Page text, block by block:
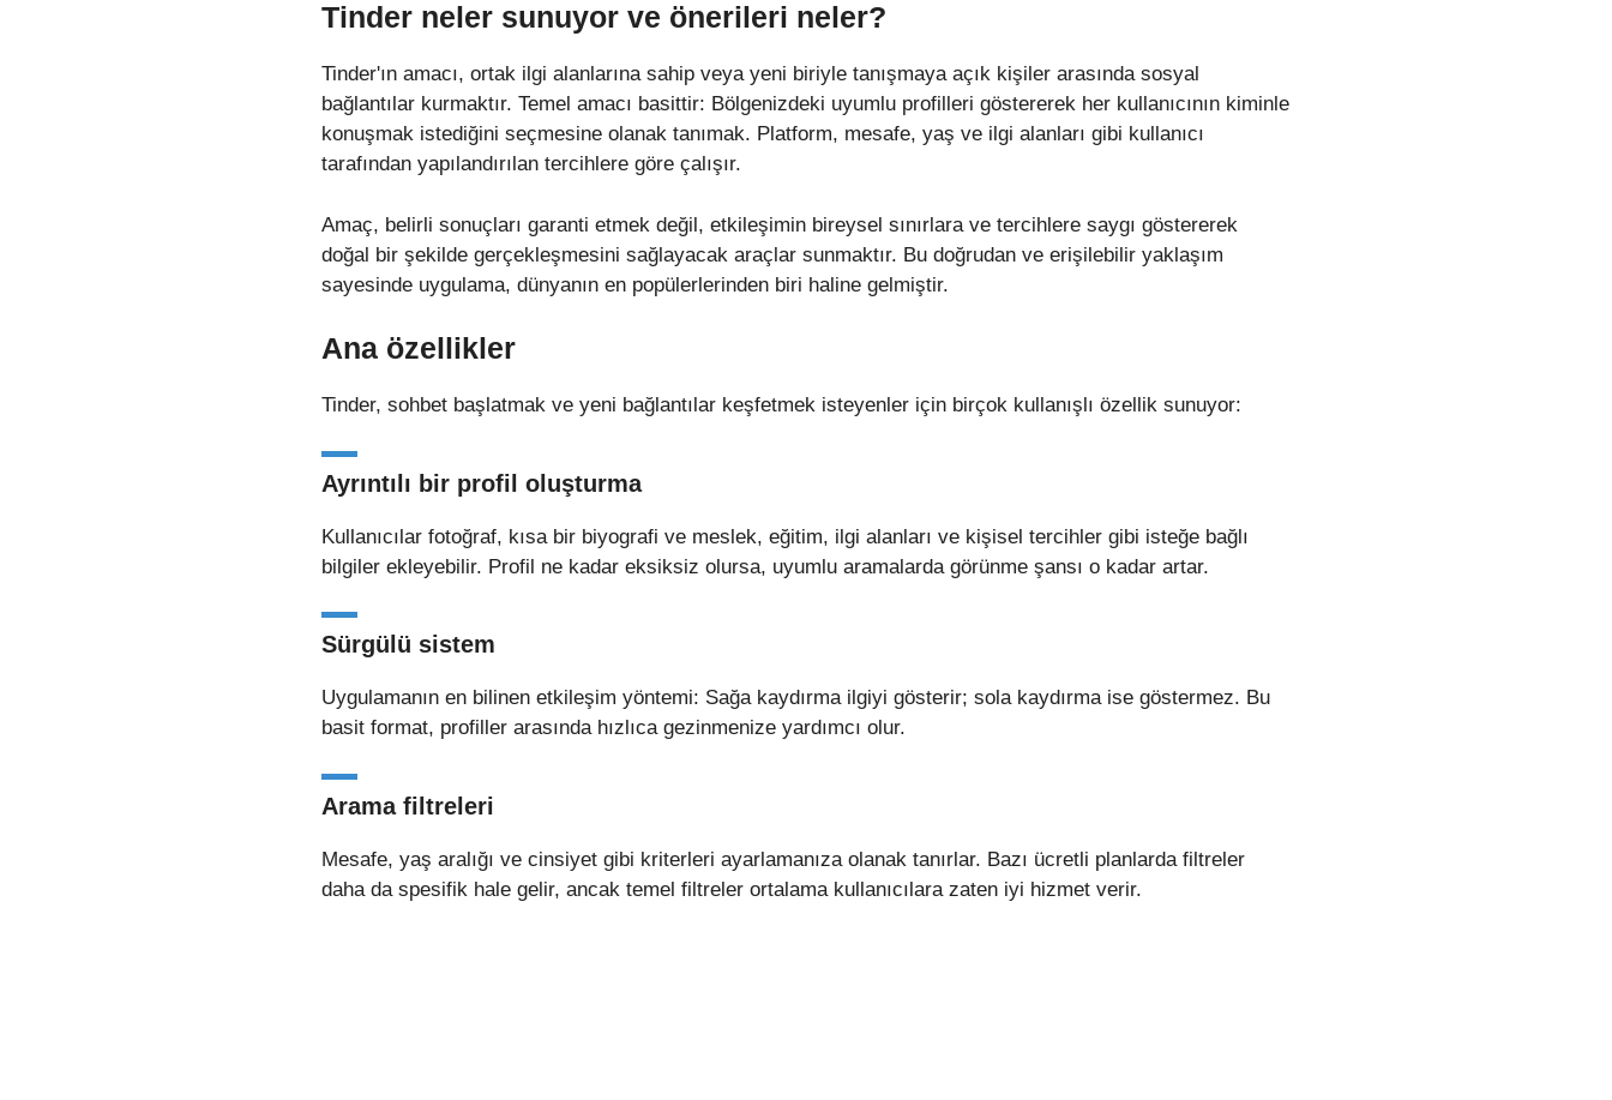
Tinder neler sunuyor ve önerileri neler?
Tinder'ın amacı, ortak ilgi alanlarına sahip veya yeni biriyle tanışmaya açık kişiler arasında sosyal
bağlantılar kurmaktır. Temel amacı basittir: Bölgenizdeki uyumlu profilleri göstererek her kullanıcının kiminle
konuşmak istediğini seçmesine olanak tanımak. Platform, mesafe, yaş ve ilgi alanları gibi kullanıcı
tarafından yapılandırılan tercihlere göre çalışır.
Amaç, belirli sonuçları garanti etmek değil, etkileşimin bireysel sınırlara ve tercihlere saygı göstererek
doğal bir şekilde gerçekleşmesini sağlayacak araçlar sunmaktır. Bu doğrudan ve erişilebilir yaklaşım
sayesinde uygulama, dünyanın en popülerlerinden biri haline gelmiştir.
Ana özellikler
Tinder, sohbet başlatmak ve yeni bağlantılar keşfetmek isteyenler için birçok kullanışlı özellik sunuyor:
Ayrıntılı bir profil oluşturma
Kullanıcılar fotoğraf, kısa bir biyografi ve meslek, eğitim, ilgi alanları ve kişisel tercihler gibi isteğe bağlı
bilgiler ekleyebilir. Profil ne kadar eksiksiz olursa, uyumlu aramalarda görünme şansı o kadar artar.
Sürgülü sistem
Uygulamanın en bilinen etkileşim yöntemi: Sağa kaydırma ilgiyi gösterir; sola kaydırma ise göstermez. Bu
basit format, profiller arasında hızlıca gezinmenize yardımcı olur.
Arama filtreleri
Mesafe, yaş aralığı ve cinsiyet gibi kriterleri ayarlamanıza olanak tanırlar. Bazı ücretli planlarda filtreler
daha da spesifik hale gelir, ancak temel filtreler ortalama kullanıcılara zaten iyi hizmet verir.